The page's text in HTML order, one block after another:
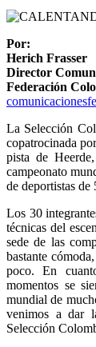
Por:
Herich Frasser
Director
Federación
La Selección
copatrocinada
pista de
campeonato
de deportistas de
Los 30
técnicas del
sede de las
bastante
poco. En
momentos se
mundial de
venimos a dar
Selección